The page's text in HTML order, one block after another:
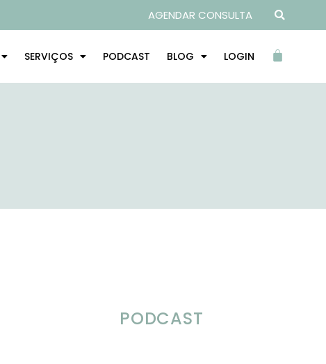
AGENDAR CONSULTA
SERVIÇOS PODCAST BLOG LOGIN
PODCAST